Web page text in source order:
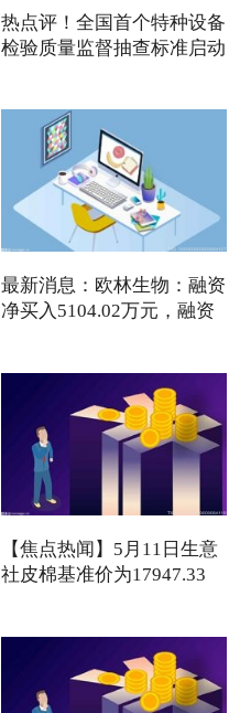
热点评！全国首个特种设备
检验质量监督抽查标准启动
最新消息：欧林生物：融资
净买入5104.02万元，融资
【焦点热闻】5月11日生意
社皮棉基准价为17947.33